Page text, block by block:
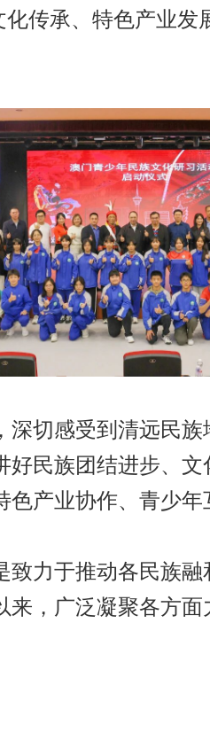
传承、特色产业
切感受到清远民
民族团结进步、
产业协作、青少
力于推动各民族
来，广泛凝聚各方